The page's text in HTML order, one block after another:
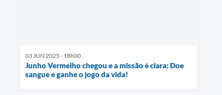
03 JUN 2025 - 18h00
Junho Vermelho chegou e a missão é clara: Doe
sangue e ganhe o jogo da vida!